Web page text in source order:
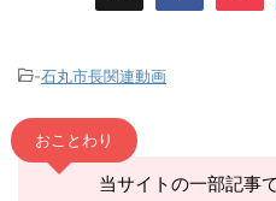
-石丸市長関連動画
おことわり
当サイトの一部記事